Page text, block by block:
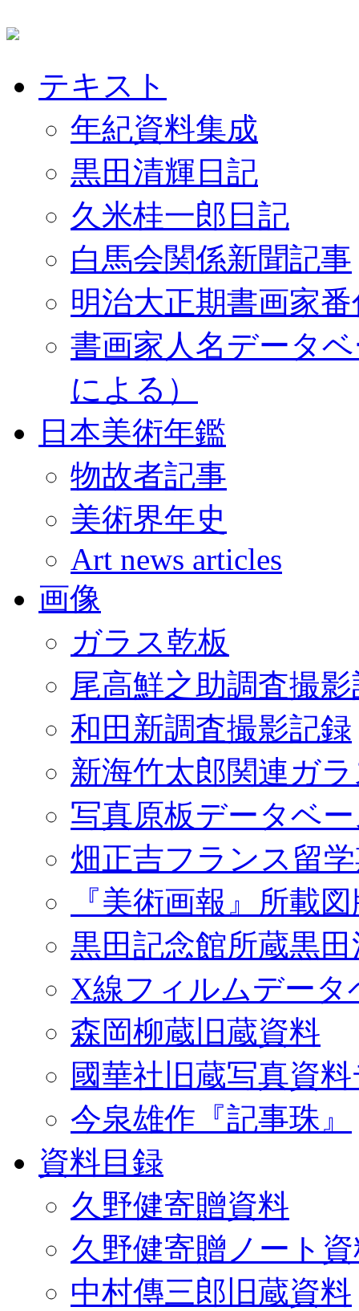
テキスト
年紀資料集成
黒田清輝日記
久米桂一郎日記
白馬会関係新聞記事
明治大正期書画家
書画家人名データ
による）
日本美術年鑑
物故者記事
美術界年史
Art news articles
画像
ガラス乾板
尾高鮮之助調査撮
和田新調査撮影記録
新海竹太郎関連ガ
写真原板データベ
畑正吉フランス留
『美術画報』所載
黒田記念館所蔵黒
X線フィルムデータ
森岡柳蔵旧蔵資料
國華社旧蔵写真資
今泉雄作『記事珠』
資料目録
久野健寄贈資料
久野健寄贈ノート
中村傳三郎旧蔵資料